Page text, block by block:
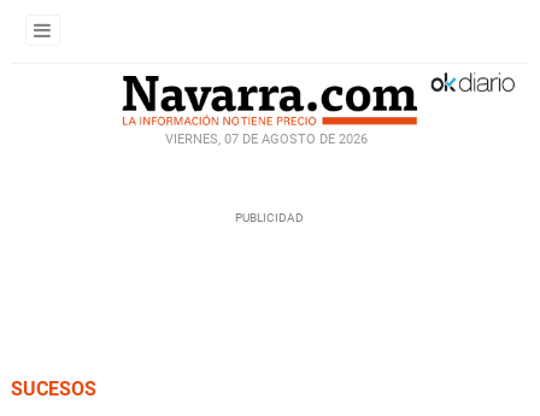
VIERNES, 07 DE AGOSTO DE 2026
SUCESOS